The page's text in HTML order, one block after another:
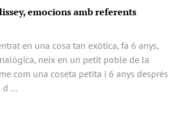
emocions amb referents
en una cosa tan exòtica, fa 6 anys,
neix en un petit poble de la
com una coseta petita i 6 anys després
d …